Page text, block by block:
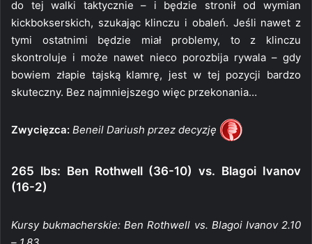
do tej walki taktycznie – i będzie stronił od wymian
kickbokserskich, szukając klinczu i obaleń. Jeśli nawet z
tymi ostatnimi będzie miał problemy, to z klinczu
skontroluje i może nawet nieco porozbija rywala – gdy
bowiem złapie tajską klamrę, jest w tej pozycji bardzo
skuteczny. Bez najmniejszego więc przekonania…
Zwycięzca: Beneil Dariush przez decyzję
265 lbs: Ben Rothwell (36-10) vs. Blagoi Ivanov
(16-2)
Kursy bukmacherskie: Ben Rothwell vs. Blagoi Ivanov 2.10